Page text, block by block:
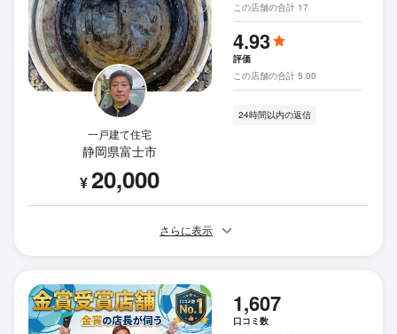
一戸建て住宅
静岡県富士市
¥20,000
この店舗の合計 17
4.93
評価
この店舗の合計 5.00
24時間以内の返信
さらに表示
1,607
口コミ数